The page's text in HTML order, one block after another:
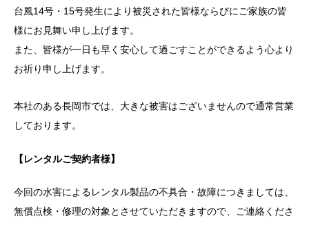
台風14号・15号発生により被災された皆様ならびにご家族の皆
様にお見舞い申し上げます。
また、皆様が一日も早く安心して過ごすことができるよう心より
お祈り申し上げます。
本社のある長岡市では、大きな被害はございませんので通常営業
しております。
【レンタルご契約者様】
今回の水害によるレンタル製品の不具合・故障につきましては、
無償点検・修理の対象とさせていただきますので、ご連絡くださ